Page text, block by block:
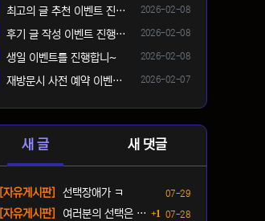
등록일
2026-02-08
최고의 글 추천 이벤트 진행합니다 ^^
등록일
2026-02-08
후기 글 작성 이벤트 진행합니다~
등록일
2026-02-08
생일 이벤트를 진행합니~
등록일
2026-02-07
재방문시 사전 예약 이벤트 !!
새 글 새 댓글
등록일
07-29
[자유게시판]
선택장애가 ㅋ
등록일
07-28
[자유게시판] 여러분의 선택은 ? ㅋ 1댓글